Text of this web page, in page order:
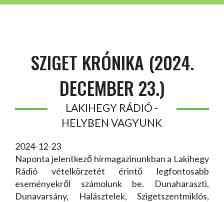
SZIGET KRÓNIKA (2024.
DECEMBER 23.)
LAKIHEGY RÁDIÓ -
HELYBEN VAGYUNK
2024-12-23
Naponta jelentkező hírmagazinunkban a Lakihegy
Rádió vételkörzetét érintő legfontosabb
eseményekről számolunk be. Dunaharaszti,
Dunavarsány, Halásztelek, Szigetszentmiklós,